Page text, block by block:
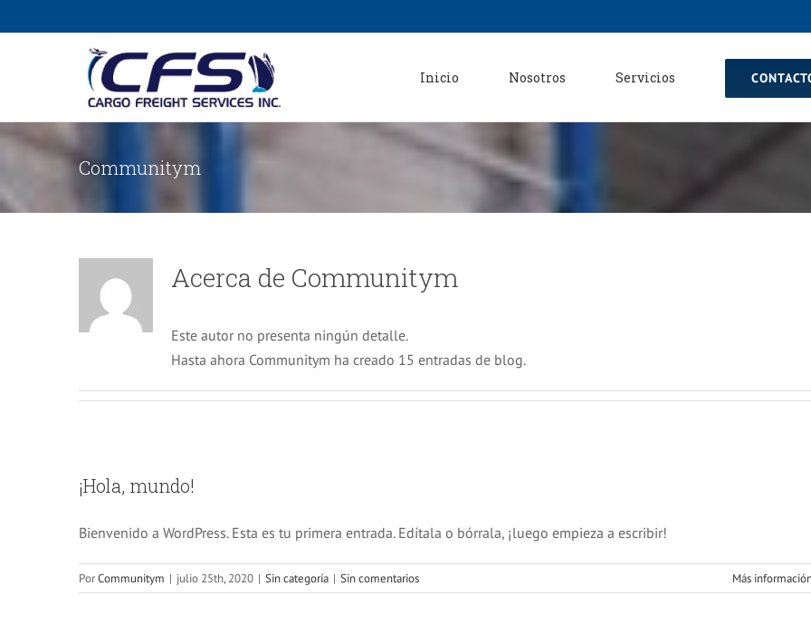
al
Inicio Nosotros Servicios
Communitym
Acerca de Communitym
Este autor no presenta ningún detalle.
Hasta ahora Communitym ha creado 15 entradas de blog.
¡Hola, mundo!
Bienvenido a WordPress. Esta es tu primera entrada. Edítala o bórrala, ¡luego empieza a escribir!
PorCommunitym | julio 25th, 2020 | Sin categoría | Sin comentarios Más